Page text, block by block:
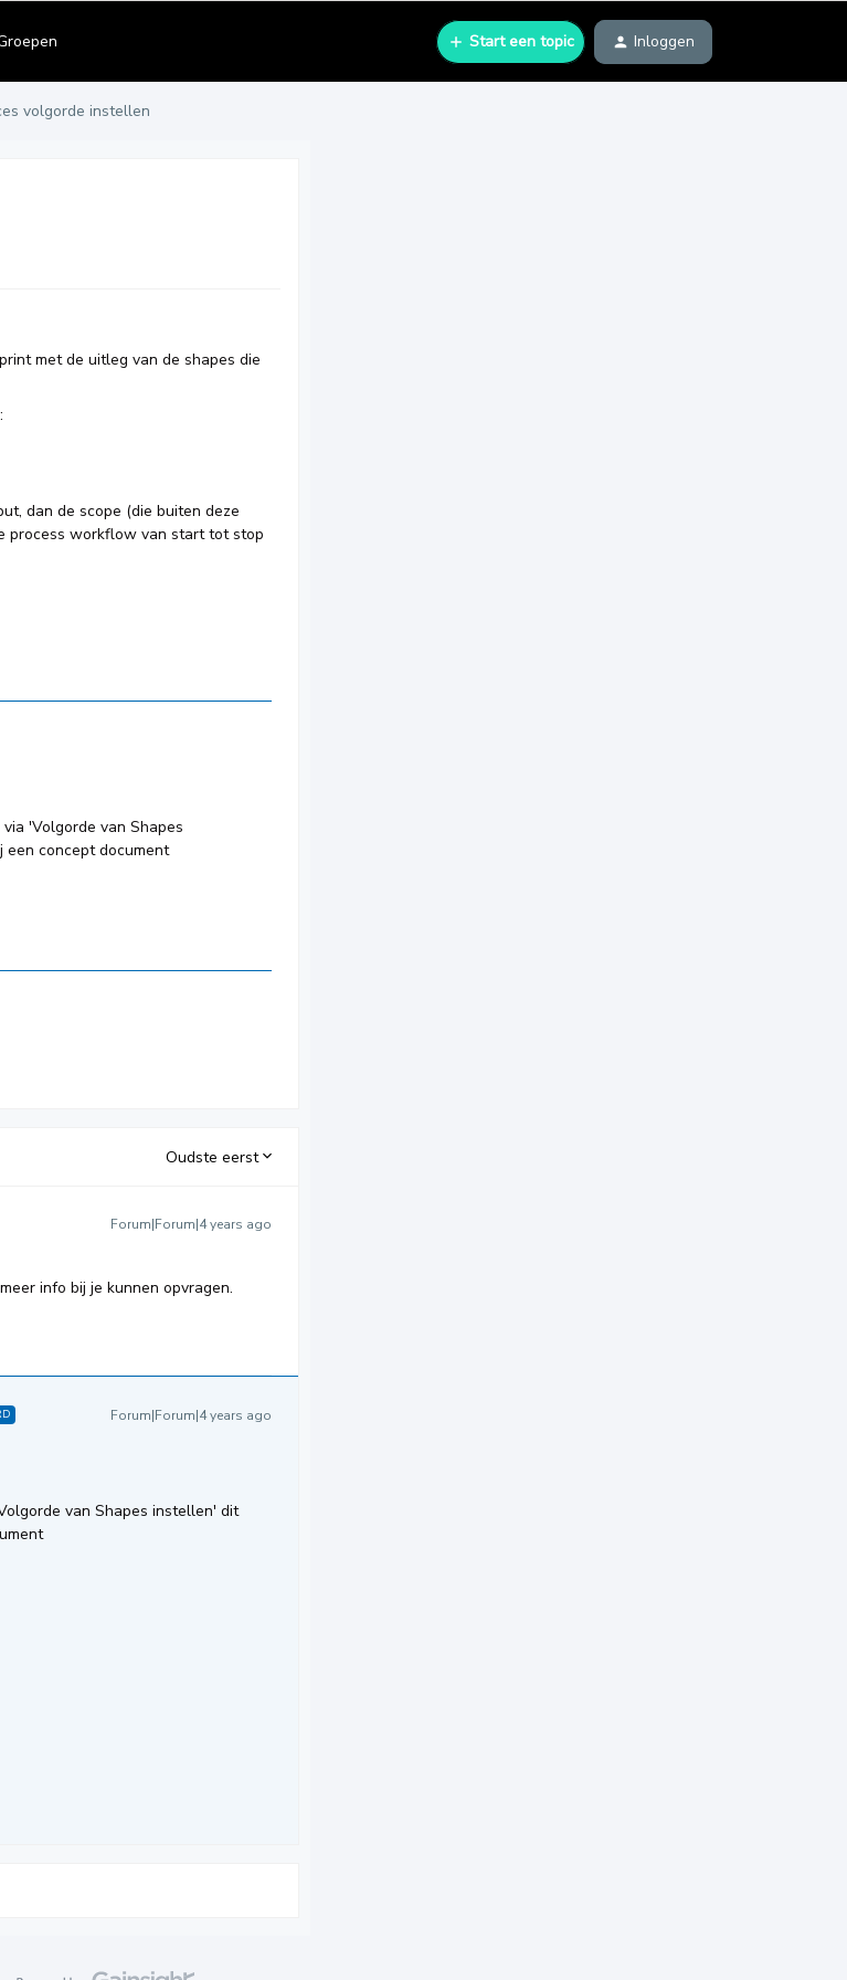
Start een topic Inloggen
volgorde instellen
met de uitleg van de shapes die
dan de scope (die buiten deze
process workflow van start tot stop
'Volgorde van Shapes
concept document
Oudste eerst
Forum|Forum|4 years ago
info bij je kunnen opvragen.
Forum|Forum|4 years ago
van Shapes instellen' dit